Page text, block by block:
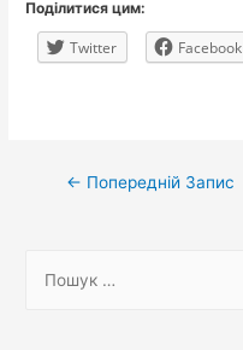
Поділитися цим:
Twitter Facebook
Навігація
← Попередній Запис